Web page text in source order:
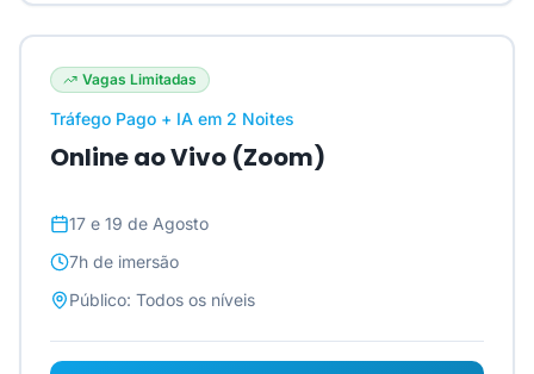
Vagas Limitadas
Tráfego Pago + IA em 2 Noites
Online ao Vivo (Zoom)
17 e 19 de Agosto
7h de imersão
Público: Todos os níveis